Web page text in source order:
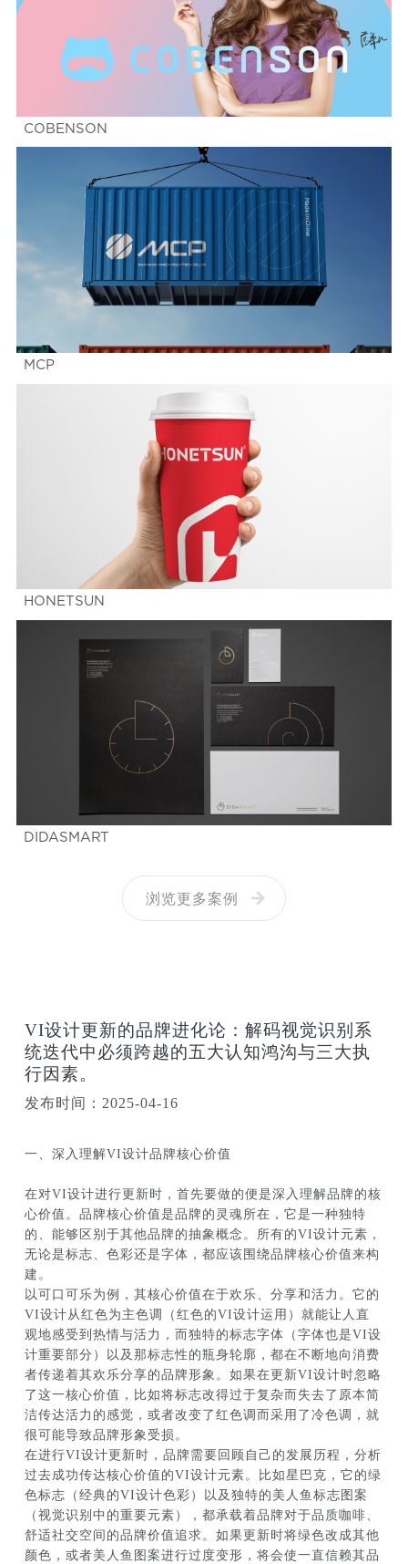
COBENSON
MCP
HONETSUN
DIDASMART
浏览更多案例
VI设计更新的品牌进化论：解码视觉识别系
统迭代中必须跨越的五大认知鸿沟与三大执
行因素。
发布时间：2025-04-16
一、深入理解VI设计品牌核心价值
在对VI设计进行更新时，首先要做的便是深入理解品牌的核
心价值。品牌核心价值是品牌的灵魂所在，它是一种独特
的、能够区别于其他品牌的抽象概念。所有的VI设计元素，
无论是标志、色彩还是字体，都应该围绕品牌核心价值来构
建。
以可口可乐为例，其核心价值在于欢乐、分享和活力。它的
VI设计从红色为主色调（红色的VI设计运用）就能让人直
观地感受到热情与活力，而独特的标志字体（字体也是VI设
计重要部分）以及那标志性的瓶身轮廓，都在不断地向消费
者传递着其欢乐分享的品牌形象。如果在更新VI设计时忽略
了这一核心价值，比如将标志改得过于复杂而失去了原本简
洁传达活力的感觉，或者改变了红色调而采用了冷色调，就
很可能导致品牌形象受损。
在进行VI设计更新时，品牌需要回顾自己的发展历程，分析
过去成功传达核心价值的VI设计元素。比如星巴克，它的绿
色标志（经典的VI设计色彩）以及独特的美人鱼标志图案
（视觉识别中的重要元素），都承载着品牌对于品质咖啡、
舒适社交空间的品牌价值追求。如果更新时将绿色改成其他
颜色，或者美人鱼图案进行过度变形，将会使一直信赖其品